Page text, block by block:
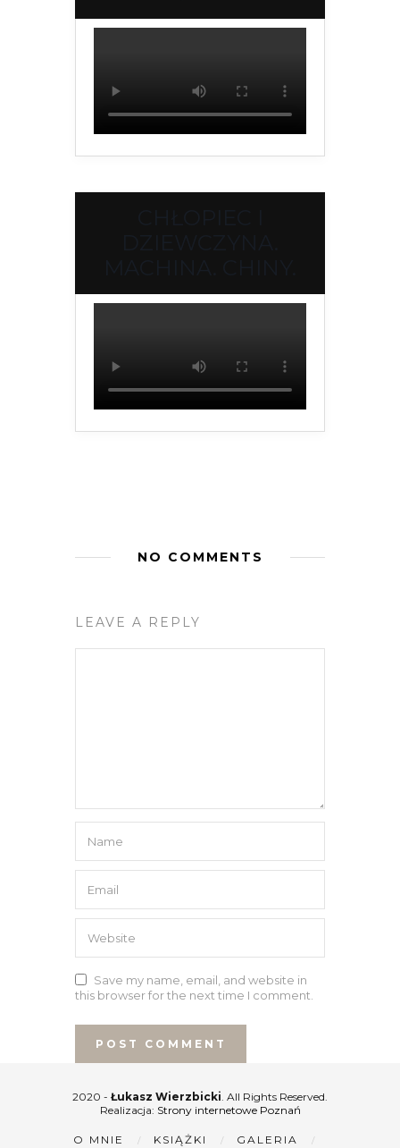
NO COMMENTS
LEAVE A REPLY
Save my name, email, and website in
this browser for the next time I comment.
2020 - Łukasz Wierzbicki. All Rights Reserved.
Realizacja: Strony internetowe Poznań
O MNIE KSIĄŻKI GALERIA